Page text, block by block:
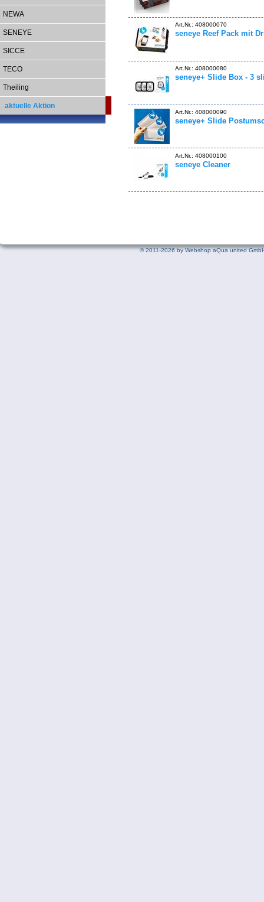
NEWA
SENEYE
SICCE
TECO
Theiling
aktuelle Aktion
Art.Nr.: 408000070
seneye Reef Pack mit
Art.Nr.: 408000080
seneye+ Slide Box - 3
Art.Nr.: 408000090
seneye+ Slide
Art.Nr.: 408000100
seneye Cleaner
©2011-2026 by Webshop aQua united